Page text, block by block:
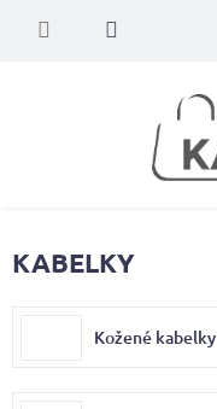
KABELKY
Kožené kabelky